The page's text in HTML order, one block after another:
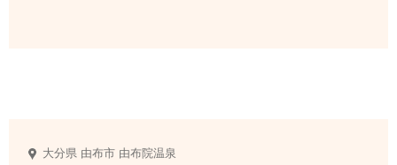
大分県 由布市 由布院温泉